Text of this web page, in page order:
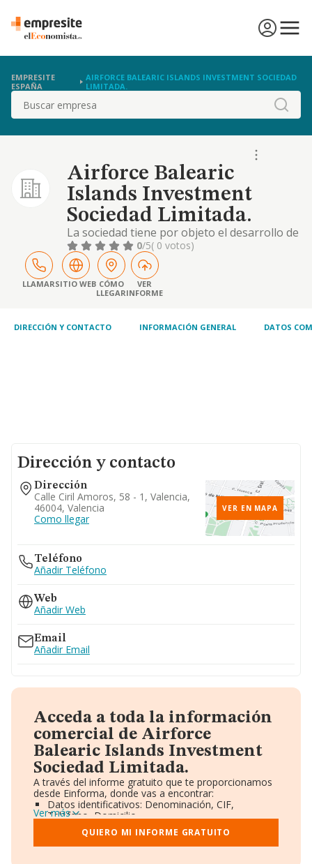
EMPRESITE
ESPAÑA
AIRFORCE BALEARIC ISLANDS INVESTMENT SOCIEDAD
LIMITADA.
Buscar
Airforce Balearic
Islands Investment
Sociedad Limitada.
La sociedad tiene por objeto el desarrollo de
las actividades correspondientes a los
siguientes códigos y descripciones de la
clasificación nacional de actividades
económicas: actividad principal: 68.12 /
promoción inmobiliaria. si alguna de las
profesional, la
0/5( 0 votos)
LLAMARSITIO WEB CÓMO
LLEGAR
VER
INFORME
DIRECCIÓN Y CONTACTO INFORMACIÓN GENERAL DATOS
Dirección y contacto
Dirección
Calle Ciril Amoros, 58 - 1, Valencia,
46004, Valencia
Como llegar
VER EN MAPA
Teléfono
Añadir Teléfono
Web
Añadir Web
Email
Añadir Email
Acceda a toda la información
comercial de Airforce
Balearic Islands Investment
Sociedad Limitada.
A través del informe gratuito que te proporcionamos
desde Einforma, donde vas a encontrar:
Datos identificativos: Denominación, CIF,
Teléfono, Domicilio.
Informe Mercantil Completo (BORME).
Gráficos de Evolución Ventas y Empleados.
Consejo de Administración y Administradores.
Ver más
QUIERO MI INFORME GRATUITO